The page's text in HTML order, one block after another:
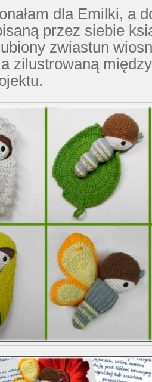
dla Emilki, a
przez siebie
zwiastun
zilustrowaną